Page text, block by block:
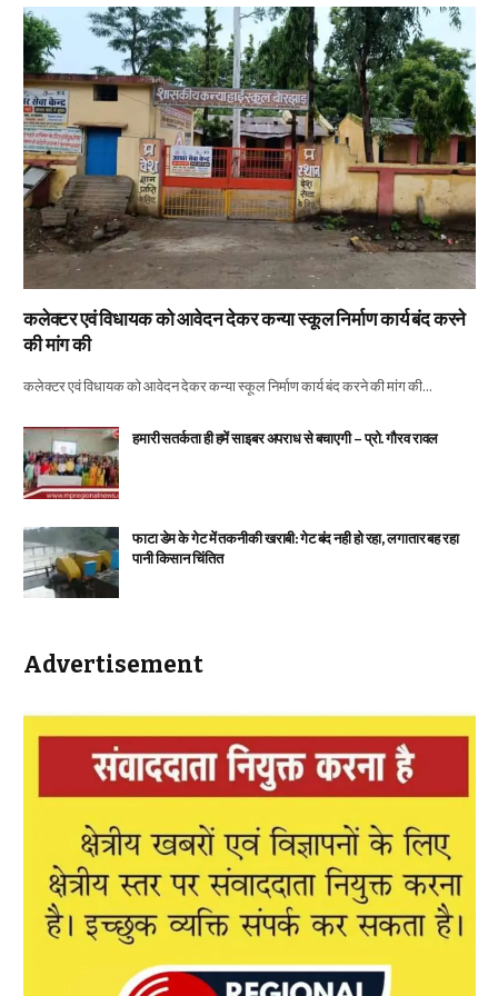
कलेक्टर एवं विधायक को आवेदन देकर कन्या स्कूल निर्माण कार्य बंद करने
की मांग की
कलेक्टर एवं विधायक को आवेदन देकर कन्या स्कूल निर्माण कार्य बंद करने की मांग की…
हमारी सतर्कता ही हमें साइबर अपराध से बचाएगी – प्रो. गौरव रावल
फाटा डेम के गेट में तकनीकी खराबी: गेट बंद नही हो रहा, लगातार बह रहा
पानी किसान चिंतित
Advertisement